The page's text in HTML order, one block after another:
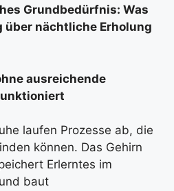
Grundbedürfnis: Was
über nächtliche Erholung
ausreichende
laufen Prozesse ab, die
können. Das Gehirn
Erlerntes im
baut